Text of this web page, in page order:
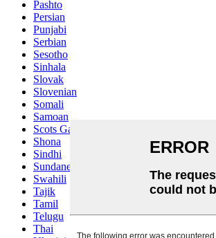
Pashto
Persian
Punjabi
Serbian
Sesotho
Sinhala
Slovak
Slovenian
Somali
Samoan
Scots Gaelic
Shona
Sindhi
Sundanese
Swahili
Tajik
Tamil
Telugu
Thai